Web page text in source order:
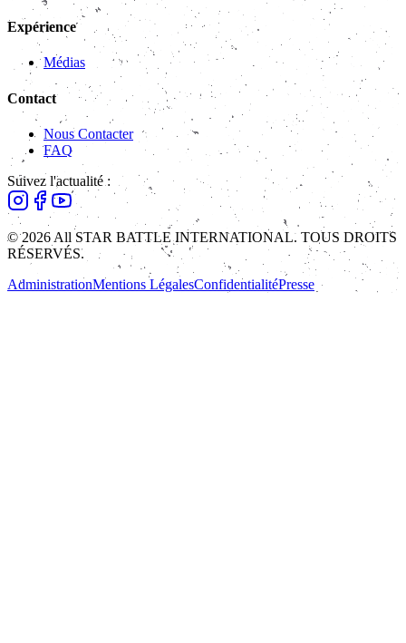
Expérience
Médias
Contact
Nous Contacter
FAQ
Suivez l'actualité :
© 2026 All STAR BATTLE INTERNATIONAL. TOUS DROITS
RÉSERVÉS.
AdministrationMentions LégalesConfidentialitéPresse